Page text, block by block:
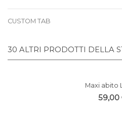
CUSTOM TAB
30 ALTRI PRODOTTI DELLA
Maxi abito
59,00